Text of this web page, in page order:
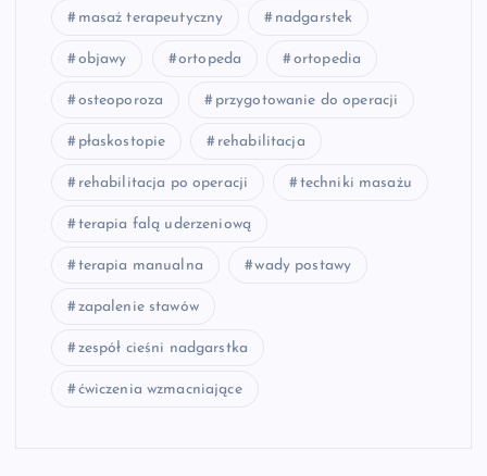
masaż terapeutyczny nadgarstek
objawy ortopeda ortopedia
osteoporoza przygotowanie do operacji
płaskostopie rehabilitacja
rehabilitacja po operacji techniki masażu
terapia falą uderzeniową
terapia manualna wady postawy
zapalenie stawów
zespół cieśni nadgarstka
ćwiczenia wzmacniające